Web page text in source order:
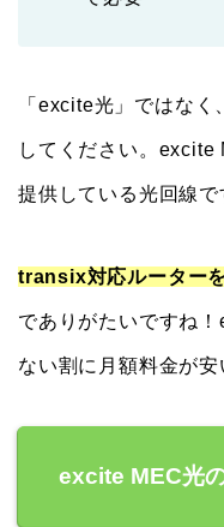
「excite光」ではな
してください。
提供している光回線で
transix対応ルーター
でありがたいですね
ない割に月額料金が安
excite MEC光